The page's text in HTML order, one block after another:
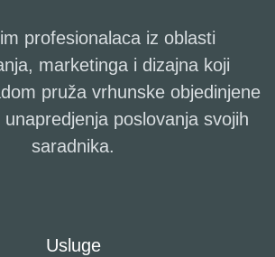
profesionalaca iz oblasti
marketinga i dizajna koji
pruža vrhunske objedinjene
poslovanja svojih
saradnika.
Usluge